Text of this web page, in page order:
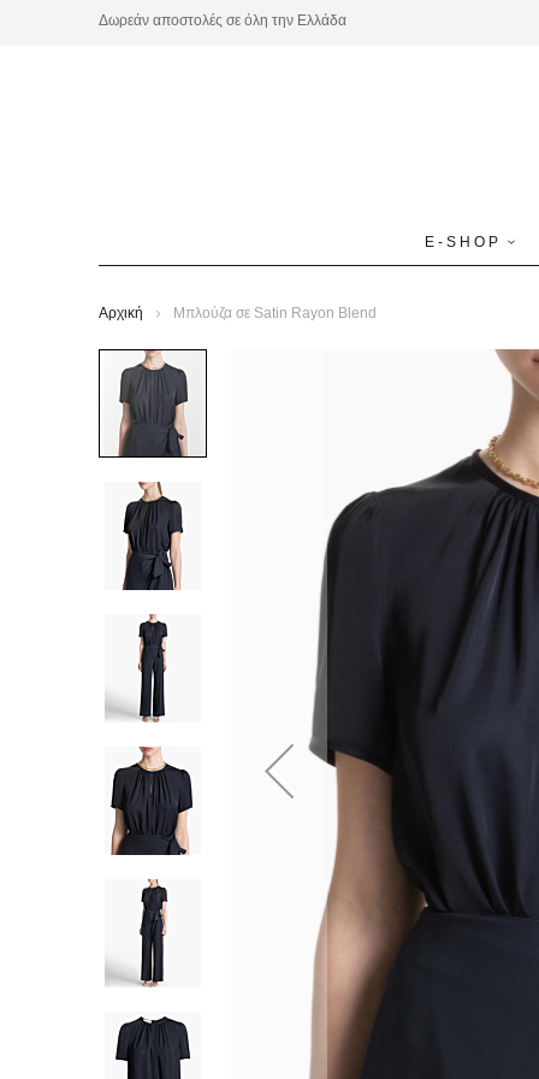
Μετάβαση
Δωρεάν αποστολές σε όλη την Ελλάδα
E-SHOP
Αρχική Mπλούζα σε Satin Rayon Blend
Μετάβαση
στο
τέλος
της
συλλογής
εικόνων